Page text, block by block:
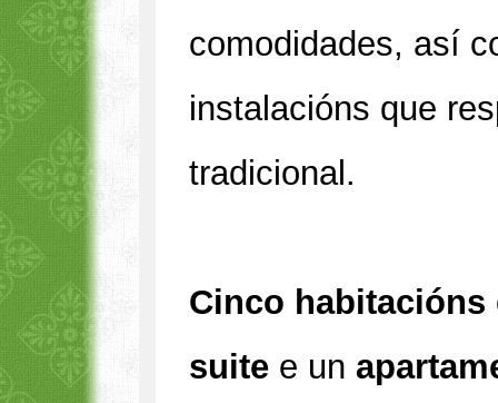
comodidades, así
instalacións que
tradicional.
Cinco habitacións
suite e un